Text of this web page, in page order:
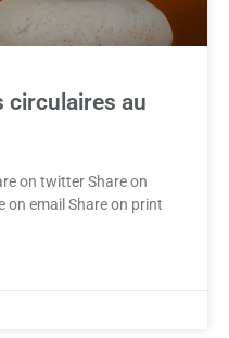
circulaires au
on twitter Share on
on email Share on print